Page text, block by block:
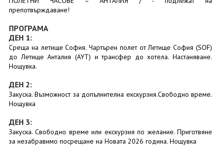
препотвърждаване!
ПРОГРАМА
ДЕН 1:
Среща на летище София. Чартърен полет от Летище София (SOF)
до Летище Анталия (AYT) и трансфер до хотела. Настаняване.
Нощувка.
ДЕН 2:
Закуска. Възможност за допълнителна екскурзия.Свободно време.
Нощувка
ДЕН 3:
Закуска. Свободно време или екскурзия по желание. Приготвяне
за незабравимо посрещане на Новата 2026 година. Нощувка